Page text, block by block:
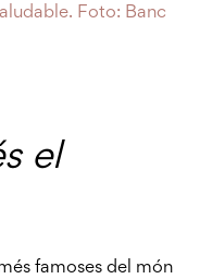
Foto: Banc
el
famoses del món